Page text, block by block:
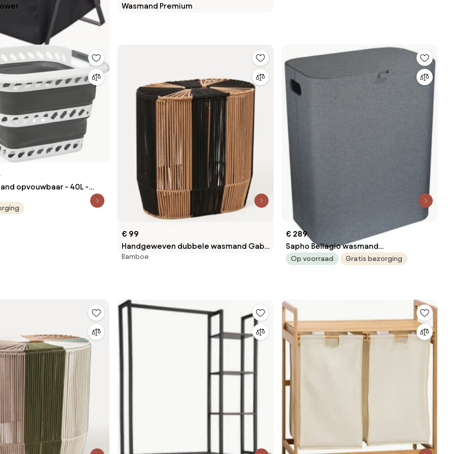
Wasmand Premium
opvouwbaar - 40L -
wit - met handvatten -
€ 99
Handgeweven dubbele wasmand Gabe
van touw
Bamboe
€ 289
Sapho Bellagio wasmand
50,5x62,5x32cm grijs
Op voorraad Gratis bezorging